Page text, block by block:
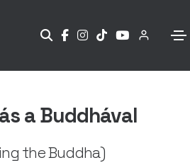
a Buddhával
the Buddha)